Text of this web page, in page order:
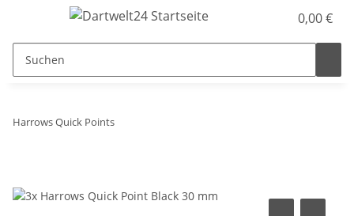
0,00 €
Harrows Quick Points